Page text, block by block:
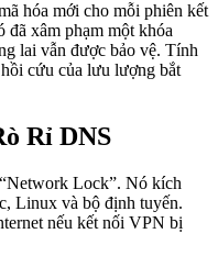
hóa mới cho mỗi phiên kết
đã xâm phạm một khóa
lai vẫn được bảo vệ. Tính
cứu của lưu lượng bắt
Rỉ DNS
Lock”. Nó kích
Linux và bộ định tuyến.
nếu kết nối VPN bị